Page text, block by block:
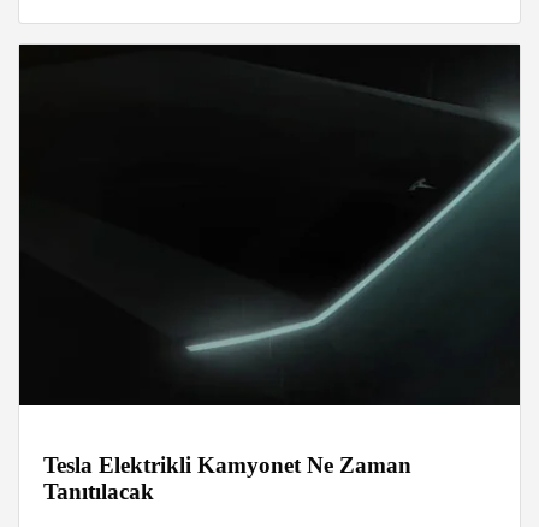
Tesla Elektrikli Kamyonet Ne Zaman
Tanıtılacak